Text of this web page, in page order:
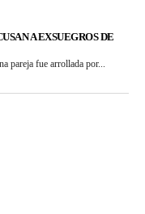
A EXSUEGROS DE
pareja fue arrollada por...